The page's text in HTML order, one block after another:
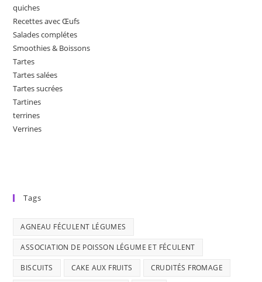
quiches
Recettes avec Œufs
Salades complétes
Smoothies & Boissons
Tartes
Tartes salées
Tartes sucrées
Tartines
terrines
Verrines
Tags
AGNEAU FÉCULENT LÉGUMES
ASSOCIATION DE POISSON LÉGUME ET FÉCULENT
BISCUITS CAKE AUX FRUITS CRUDITÉS FROMAGE